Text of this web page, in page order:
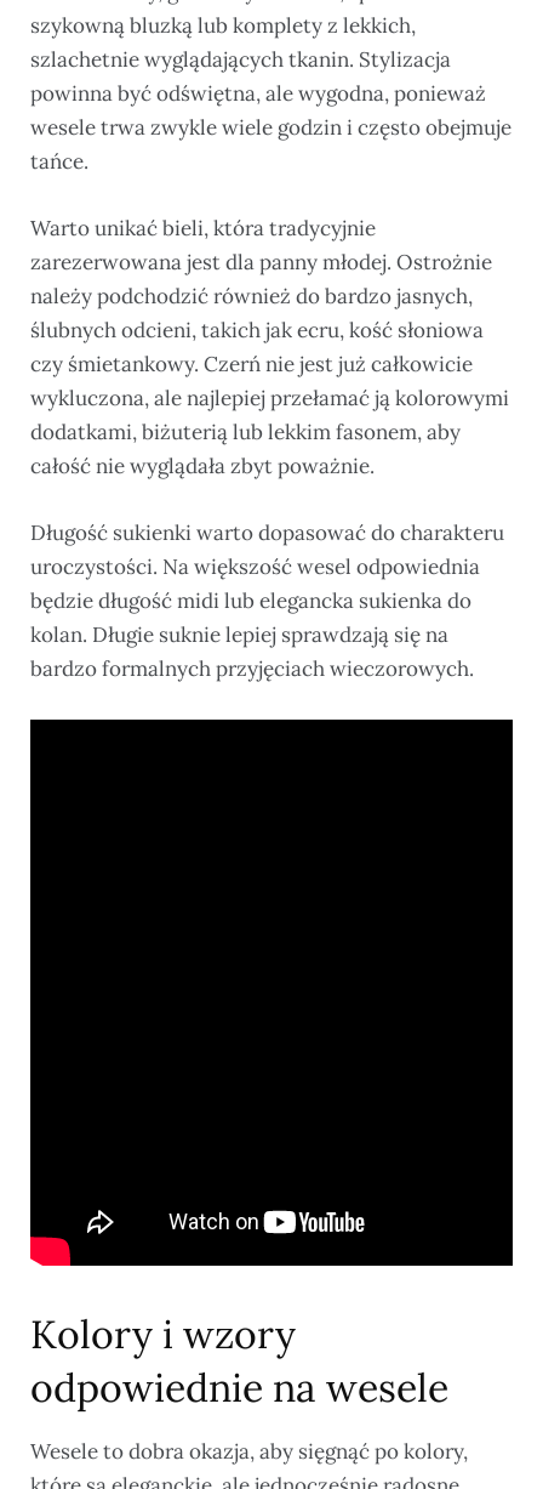
szykowną bluzką lub komplety z lekkich,
szlachetnie wyglądających tkanin. Stylizacja
powinna być odświętna, ale wygodna, ponieważ
wesele trwa zwykle wiele godzin i często obejmuje
tańce.
Warto unikać bieli, która tradycyjnie
zarezerwowana jest dla panny młodej. Ostrożnie
należy podchodzić również do bardzo jasnych,
ślubnych odcieni, takich jak ecru, kość słoniowa
czy śmietankowy. Czerń nie jest już całkowicie
wykluczona, ale najlepiej przełamać ją kolorowymi
dodatkami, biżuterią lub lekkim fasonem, aby
całość nie wyglądała zbyt poważnie.
Długość sukienki warto dopasować do charakteru
uroczystości. Na większość wesel odpowiednia
będzie długość midi lub elegancka sukienka do
kolan. Długie suknie lepiej sprawdzają się na
bardzo formalnych przyjęciach wieczorowych.
Kolory i wzory
odpowiednie na wesele
Wesele to dobra okazja, aby sięgnąć po kolory,